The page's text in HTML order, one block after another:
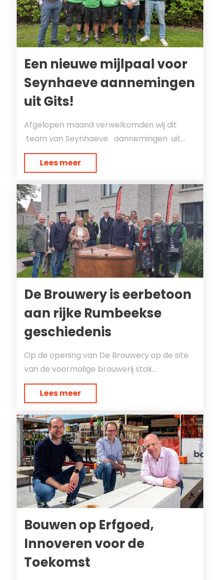
Een nieuwe mijlpaal voor
Seynhaeve aannemingen
uit Gits!
Afgelopen maand verwelkomden wij dit
team van Seynhaeve aannemingen uit...
Lees meer
De Brouwery is eerbetoon
aan rijke Rumbeekse
geschiedenis
Op de opening van De Brouwery op de site
van de voormalige brouwerij stak...
Lees meer
Bouwen op Erfgoed,
Innoveren voor de
Toekomst